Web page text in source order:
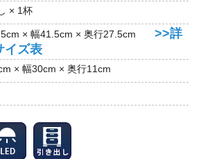
× 1杯
× 幅41.5cm × 奥行27.5cm
>>詳
イズ表
× 幅30cm × 奥行11cm